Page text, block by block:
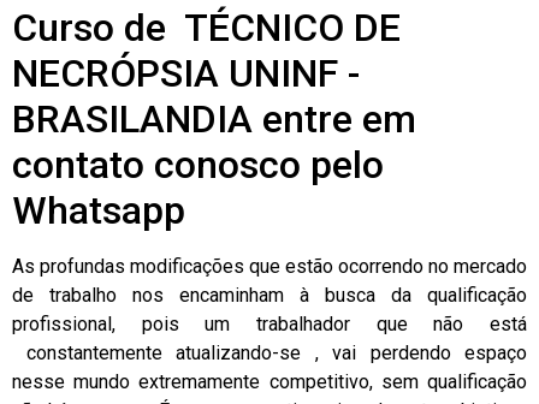
Curso de TÉCNICO DE
NECRÓPSIA UNINF -
BRASILANDIA entre em
contato conosco pelo
Whatsapp
As profundas modificações que estão ocorrendo no mercado
de trabalho nos encaminham à busca da qualificação
profissional, pois um trabalhador que não está
constantemente atualizando-se , vai perdendo espaço
nesse mundo extremamente competitivo, sem qualificação